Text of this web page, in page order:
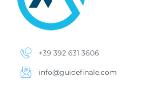
+39 392 631 3606
info@guidefinale.com